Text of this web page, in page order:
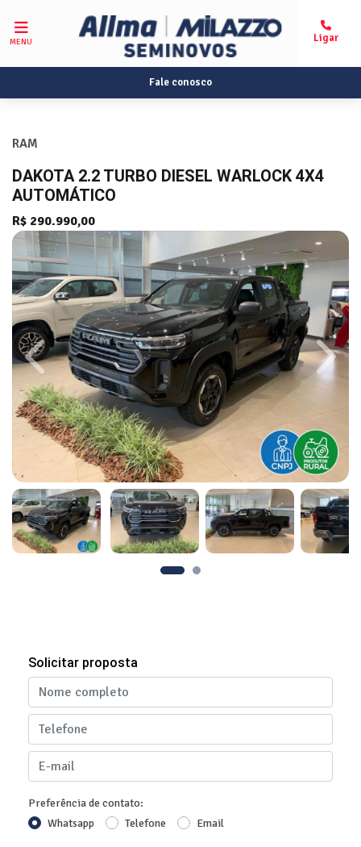
MENU
Fale conosco
RAM
DAKOTA 2.2 TURBO DIESEL WARLOCK 4X4
AUTOMÁTICO
R$ 290.990,00
Previous Next
Solicitar proposta
Preferência de contato:
Whatsapp
Telefone Email